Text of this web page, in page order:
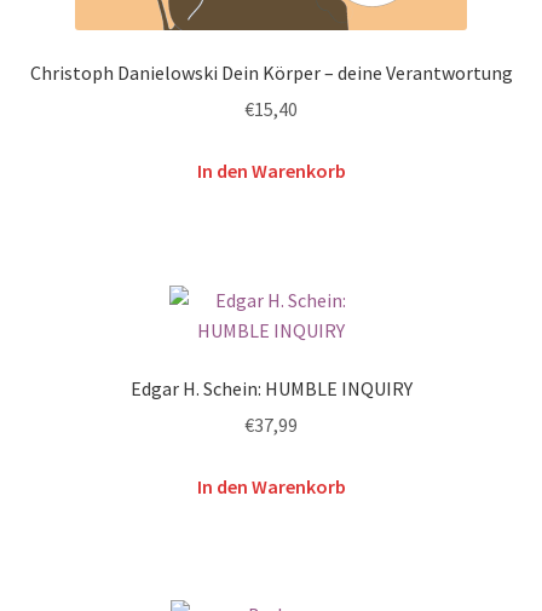
Christoph Danielowski Dein Körper – deine Verantwortung
€15,40
In den Warenkorb
Edgar H. Schein: HUMBLE INQUIRY
€37,99
In den Warenkorb